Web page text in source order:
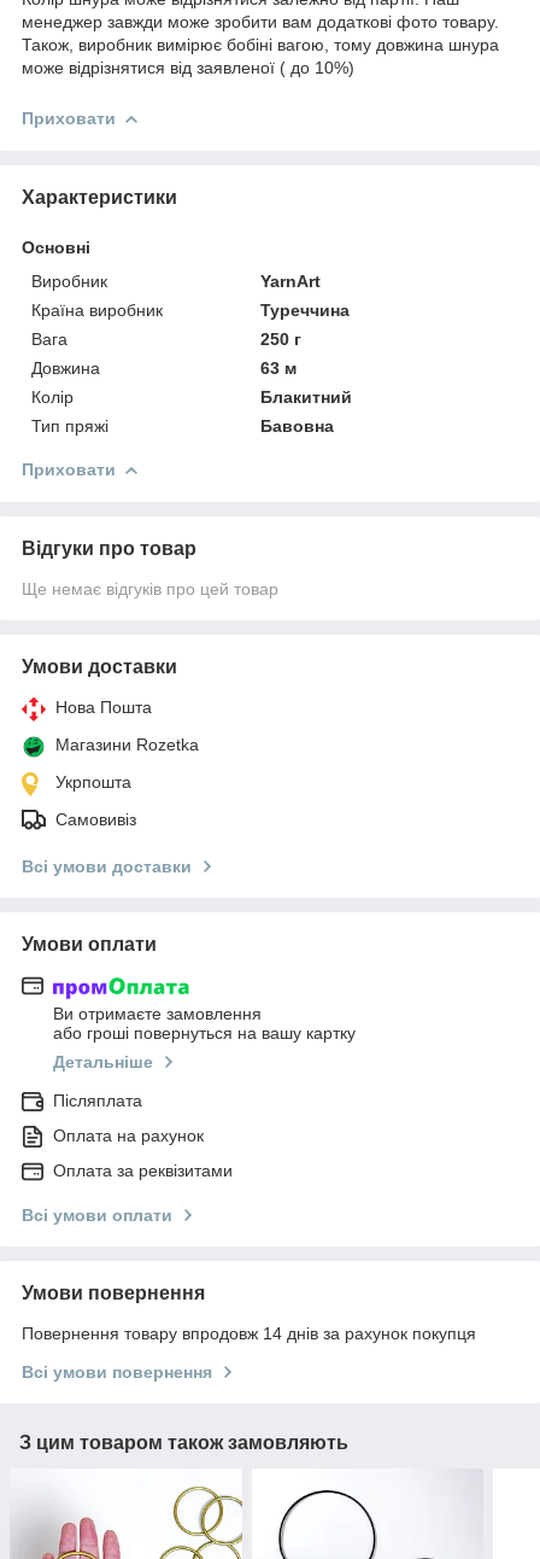
менеджер завжди може зробити вам додаткові фото товару.
Також, виробник вимірює бобіні вагою, тому довжина шнура
може відрізнятися від заявленої ( до 10%)
Приховати
Характеристики
Основні
Виробник
YarnArt
Країна виробник
Туреччина
Вага
250 г
Довжина
63 м
Колір
Блакитний
Тип пряжі
Бавовна
Приховати
Відгуки про товар
Ще немає відгуків про цей товар
Умови доставки
Нова Пошта
Магазини Rozetka
Укрпошта
Самовивіз
Всі умови доставки
Умови оплати
Ви отримаєте замовлення
або гроші повернуться на вашу картку
Детальніше
Післяплата
Оплата на рахунок
Оплата за реквізитами
Всі умови оплати
Умови повернення
Повернення товару впродовж 14 днів за рахунок покупця
Всі умови повернення
З цим товаром також замовляють